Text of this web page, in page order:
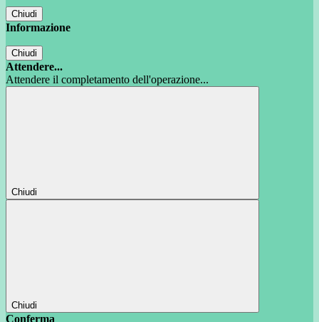
Chiudi
Informazione
Chiudi
Attendere...
Attendere il completamento dell'operazione...
Chiudi
Chiudi
Conferma